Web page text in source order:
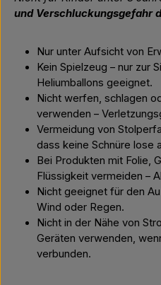
und Verschluckungsgefahr
Nur unter Aufsicht von
Kein Spielzeug – nur zur
Heliumballons geeignet.
Nicht werfen, schlagen
verwenden –
Vermeidung von
dass keine Schnüre lose
Bei Produkten mit Folie,
Flüssigkeit vermeiden –
Nicht geeignet für den
Wind oder Regen.
Nicht in der Nähe von
Geräten verwenden,
verbunden.